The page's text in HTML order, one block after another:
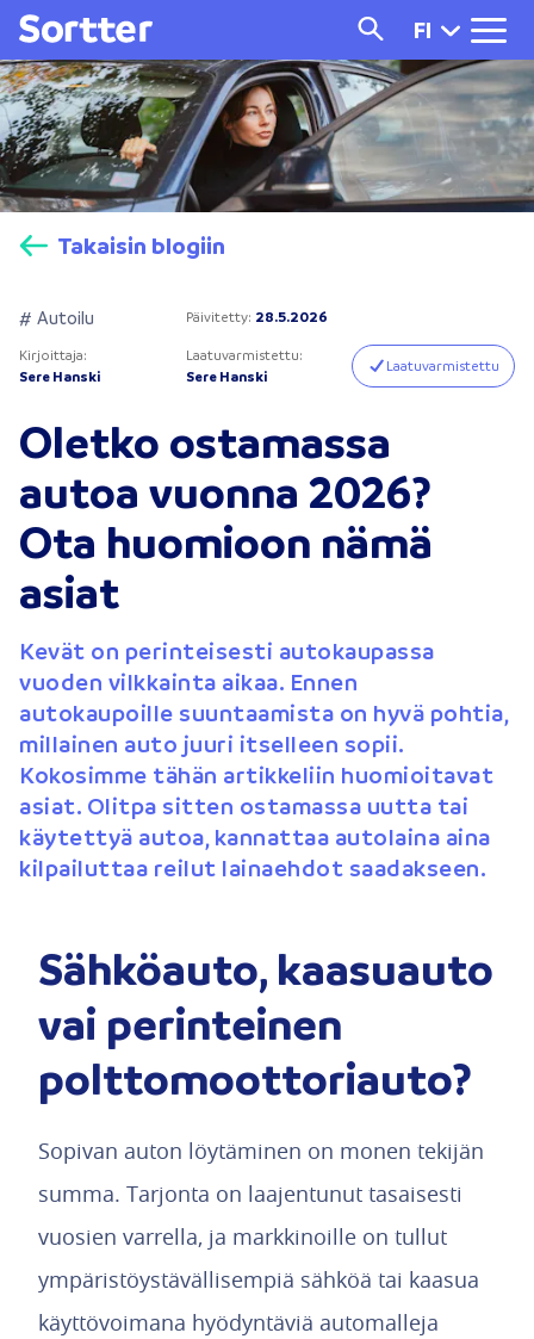
FI
Takaisin blogiin
# Autoilu Päivitetty: 28.5.2026
Kirjoittaja:
Sere Hanski
Laatuvarmistettu:
Sere Hanski
Laatuvarmistettu
Oletko ostamassa
autoa vuonna 2026?
Ota huomioon nämä
asiat
Kevät on perinteisesti autokaupassa
vuoden vilkkainta aikaa. Ennen
autokaupoille suuntaamista on hyvä pohtia,
millainen auto juuri itselleen sopii.
Kokosimme tähän artikkeliin huomioitavat
asiat. Olitpa sitten ostamassa uutta tai
käytettyä autoa, kannattaa autolaina aina
kilpailuttaa reilut lainaehdot saadakseen.
Sähköauto, kaasuauto
vai perinteinen
polttomoottoriauto?
Sopivan auton löytäminen on monen tekijän
summa. Tarjonta on laajentunut tasaisesti
vuosien varrella, ja markkinoille on tullut
ympäristöystävällisempiä sähköä tai kaasua
käyttövoimana hyödyntäviä automalleja